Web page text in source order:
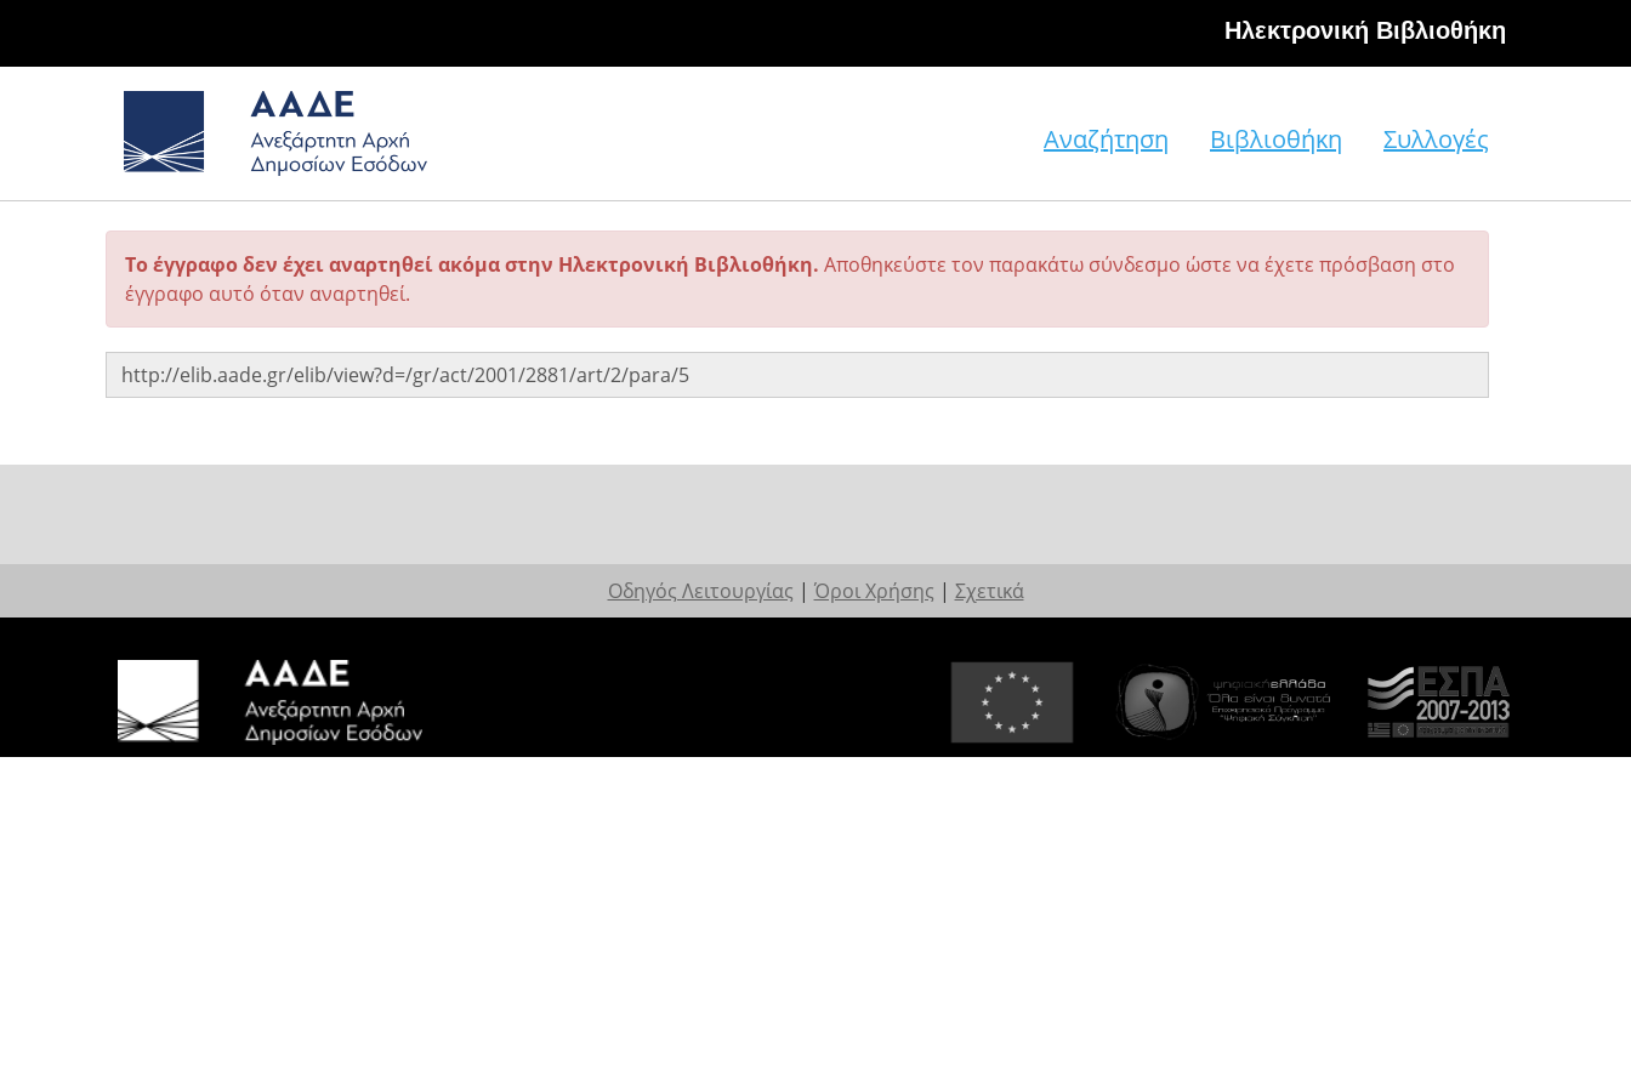
Hλεκτρονική Βιβλιοθήκη
Αναζήτηση Βιβλιοθήκη Συλλογές
Το έγγραφο δεν έχει αναρτηθεί ακόμα στην Ηλεκτρονική Βιβλιοθήκη. Αποθηκεύστε τον παρακάτω σύνδεσμο ώστε να έχετε πρόσβαση στο
έγγραφο αυτό όταν αναρτηθεί.
Οδηγός Λειτουργίας | Όροι Χρήσης | Σχετικά